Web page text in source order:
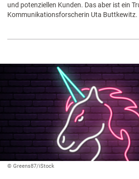
und potenziellen Kunden. Das aber ist ein
Kommunikationsforscherin Uta Buttkewitz.
© Greens87/iStock